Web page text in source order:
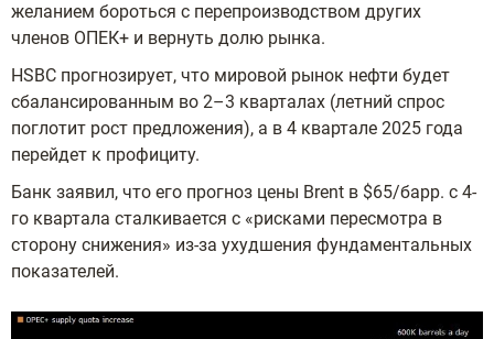
желанием бороться с перепроизводством других
членов ОПЕК+ и вернуть долю рынка.
HSBC прогнозирует, что мировой рынок нефти будет
сбалансированным во 2–3 кварталах (летний спрос
поглотит рост предложения), а в 4 квартале 2025 года
перейдет к профициту.
Банк заявил, что его прогноз цены Brent в $65/барр. с 4-
го квартала сталкивается с «рисками пересмотра в
сторону снижения» из-за ухудшения фундаментальных
показателей.